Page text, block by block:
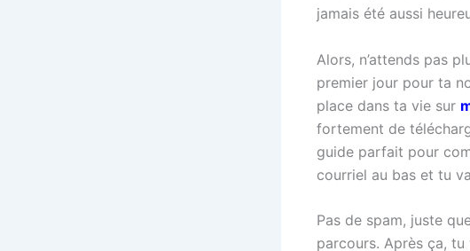
jamais été aussi
Alors, n’attends pas
premier jour pour ta
place dans ta vie sur
fortement de
guide parfait pour
courriel au bas et tu
Pas de spam, juste
parcours. Après ça,